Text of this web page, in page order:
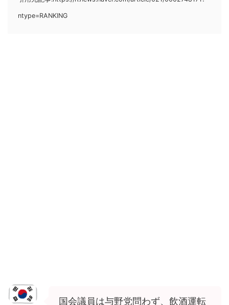
ntype=RANKING
国会議員は与野党問わず、飲酒運転